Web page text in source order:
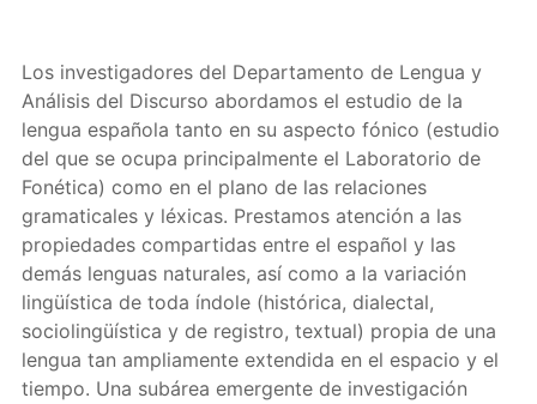
Los investigadores del Departamento de Lengua y
Análisis del Discurso abordamos el estudio de la
lengua española tanto en su aspecto fónico (estudio
del que se ocupa principalmente el Laboratorio de
Fonética) como en el plano de las relaciones
gramaticales y léxicas. Prestamos atención a las
propiedades compartidas entre el español y las
demás lenguas naturales, así como a la variación
lingüística de toda índole (histórica, dialectal,
sociolingüística y de registro, textual) propia de una
lengua tan ampliamente extendida en el espacio y el
tiempo. Una subárea emergente de investigación